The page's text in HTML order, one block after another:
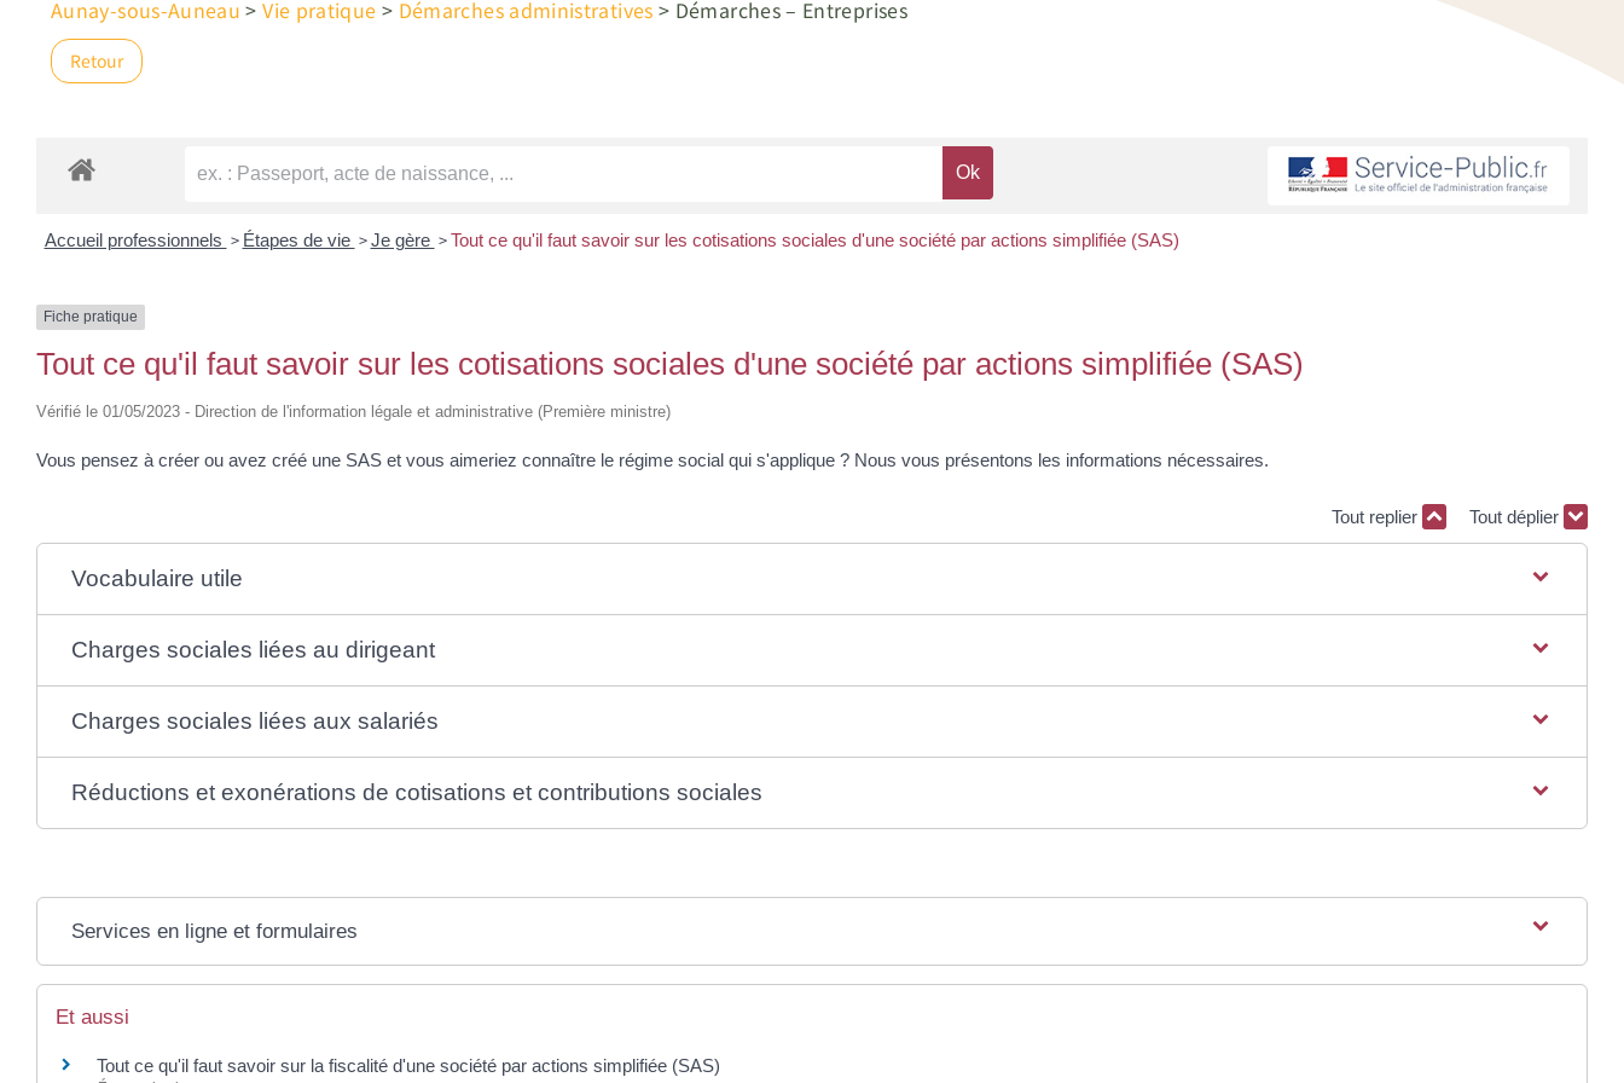
Aunay-sous-Auneau >Vie pratique > Démarches administratives > Démarches – Entreprises
Retour
Accueil professionnels > Étapes de vie > Je gère > Tout ce qu'il faut savoir sur les cotisations sociales d'une société par actions simplifiée (SAS)
Fiche pratique
Tout ce qu'il faut savoir sur les cotisations sociales d'une société par actions simplifiée (SAS)
Vérifié le 01/05/2023 - Direction de l'information légale et administrative (Première ministre)
Vous pensez à créer ou avez créé une SAS et vous aimeriez connaître le régime social qui s'applique ? Nous vous présentons les informations nécessaires.
Tout replier Tout déplier
Vocabulaire utile
Charges sociales liées au dirigeant
Charges sociales liées aux salariés
Réductions et exonérations de cotisations et contributions sociales
Services en ligne et formulaires
Et aussi
Tout ce qu'il faut savoir sur la fiscalité d'une société par actions simplifiée (SAS)